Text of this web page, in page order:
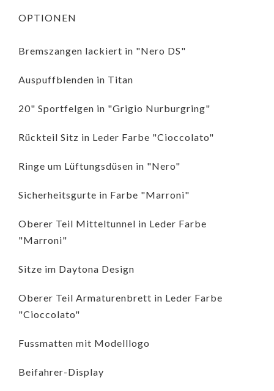
OPTIONEN
Bremszangen lackiert in "Nero DS"
Auspuffblenden in Titan
20" Sportfelgen in "Grigio Nurburgring"
Rückteil Sitz in Leder Farbe "Cioccolato"
Ringe um Lüftungsdüsen in "Nero"
Sicherheitsgurte in Farbe "Marroni"
Oberer Teil Mitteltunnel in Leder Farbe
"Marroni"
Sitze im Daytona Design
Oberer Teil Armaturenbrett in Leder Farbe
"Cioccolato"
Fussmatten mit Modelllogo
Beifahrer-Display